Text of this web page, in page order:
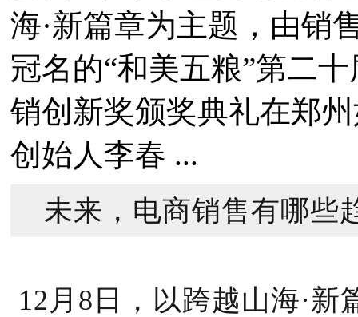
海·新篇章为主题，由销
冠名的“和美五粮”第二
销创新奖颁奖典礼在郑
创始人李春 ...
未来，电商销售有哪些
12月8日，以跨越山海·